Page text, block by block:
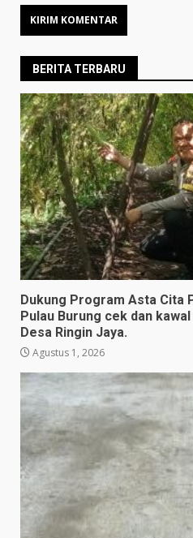
BERITA TERBARU
Dukung Program Asta Cita
Pulau Burung cek dan
Desa Ringin Jaya.
Agustus 1, 2026